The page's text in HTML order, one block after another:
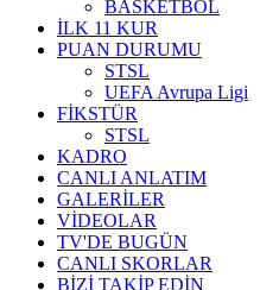
BASKETBOL
İLK 11 KUR
PUAN DURUMU
STSL
UEFA Avrupa Ligi
FİKSTÜR
STSL
KADRO
CANLI ANLATIM
GALERİLER
VİDEOLAR
TV'DE BUGÜN
CANLI SKORLAR
BİZİ TAKİP EDİN